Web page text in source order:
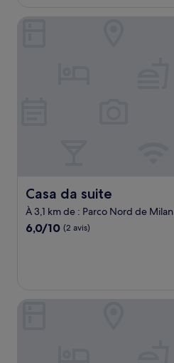
Casa da suite
Casa da suite
À 3,1 km de : Parco Nord de Milan
6.0
6,0/10 (2 avis)